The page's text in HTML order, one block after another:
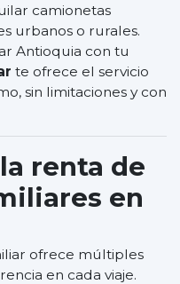
camionetas
urbanos o rurales.
Antioquia con tu
te ofrece el servicio
sin limitaciones y con
renta de
en
ofrece múltiples
en cada viaje.